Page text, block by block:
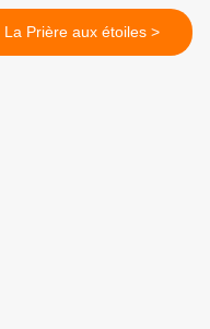
La Prière aux étoiles >